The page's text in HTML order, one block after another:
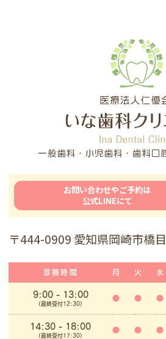
お問い合わせやご予約は
公式LINEにて
〒444-0909 愛知県岡崎市橋
診療時間 月 火 水
9:00- 13:00
(最終受付12:30)
● ● ●
14:30 - 18:00
(最終受付17:30)
● ● ●